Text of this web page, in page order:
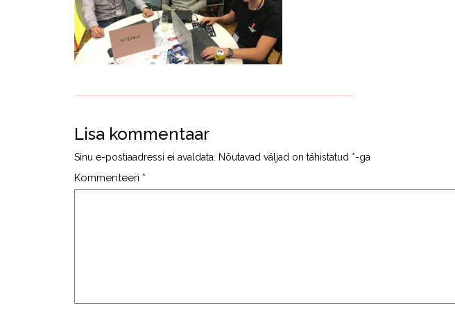
Lisa kommentaar
Sinu e-postiaadressi ei avaldata. Nõutavad väljad on tähistatud *-ga
Kommenteeri *